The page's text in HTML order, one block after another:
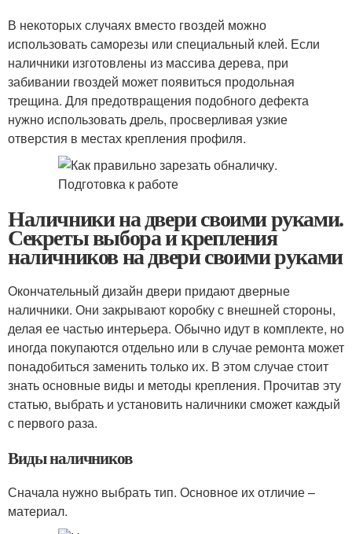
В некоторых случаях вместо гвоздей можно
использовать саморезы или специальный клей. Если
наличники изготовлены из массива дерева, при
забивании гвоздей может появиться продольная
трещина. Для предотвращения подобного дефекта
нужно использовать дрель, просверливая узкие
отверстия в местах крепления профиля.
Наличники на двери своими руками.
Секреты выбора и крепления
наличников на двери своими руками
Окончательный дизайн двери придают дверные
наличники. Они закрывают коробку с внешней стороны,
делая ее частью интерьера. Обычно идут в комплекте, но
иногда покупаются отдельно или в случае ремонта может
понадобиться заменить только их. В этом случае стоит
знать основные виды и методы крепления. Прочитав эту
статью, выбрать и установить наличники сможет каждый
с первого раза.
Виды наличников
Сначала нужно выбрать тип. Основное их отличие –
материал.